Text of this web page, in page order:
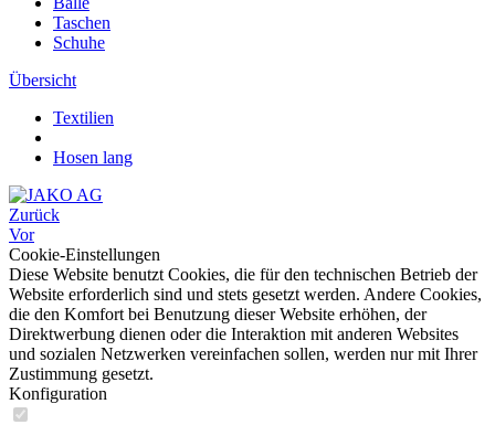
Taschen
Schuhe
Übersicht
Textilien
Hosen lang
Zurück
Vor
Cookie-Einstellungen
Diese Website benutzt Cookies, die für den technischen Betrieb der
Website erforderlich sind und stets gesetzt werden. Andere Cookies,
die den Komfort bei Benutzung dieser Website erhöhen, der
Direktwerbung dienen oder die Interaktion mit anderen Websites
und sozialen Netzwerken vereinfachen sollen, werden nur mit Ihrer
Zustimmung gesetzt.
Konfiguration